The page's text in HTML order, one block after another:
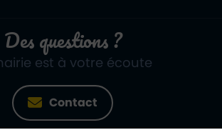
Des questions ?
est à votre écoute
Contact